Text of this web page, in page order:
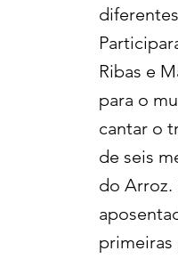
Ribas e
para o
cantar o
de seis
do Arroz.
primeiras